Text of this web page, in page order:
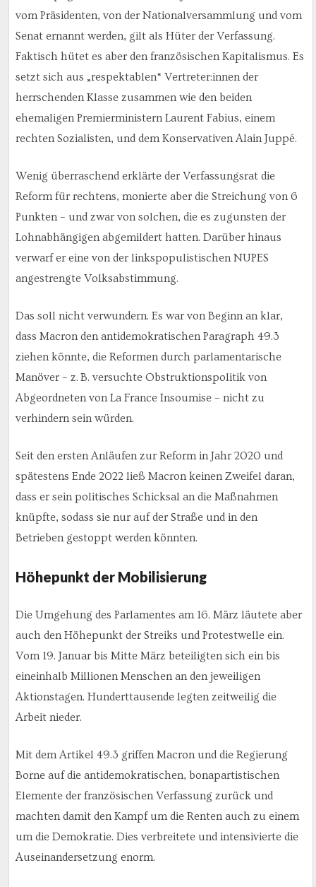
vom Präsidenten, von der Nationalversammlung und vom
Senat ernannt werden, gilt als Hüter der Verfassung.
Faktisch hütet es aber den französischen Kapitalismus. Es
setzt sich aus „respektablen“ Vertreter:innen der
herrschenden Klasse zusammen wie den beiden
ehemaligen Premierministern Laurent Fabius, einem
rechten Sozialisten, und dem Konservativen Alain Juppé.
Wenig überraschend erklärte der Verfassungsrat die
Reform für rechtens, monierte aber die Streichung von 6
Punkten – und zwar von solchen, die es zugunsten der
Lohnabhängigen abgemildert hatten. Darüber hinaus
verwarf er eine von der linkspopulistischen NUPES
angestrengte Volksabstimmung.
Das soll nicht verwundern. Es war von Beginn an klar,
dass Macron den antidemokratischen Paragraph 49.3
ziehen könnte, die Reformen durch parlamentarische
Manöver – z. B. versuchte Obstruktionspolitik von
Abgeordneten von La France Insoumise – nicht zu
verhindern sein würden.
Seit den ersten Anläufen zur Reform in Jahr 2020 und
spätestens Ende 2022 ließ Macron keinen Zweifel daran,
dass er sein politisches Schicksal an die Maßnahmen
knüpfte, sodass sie nur auf der Straße und in den
Betrieben gestoppt werden könnten.
Höhepunkt der Mobilisierung
Die Umgehung des Parlamentes am 16. März läutete aber
auch den Höhepunkt der Streiks und Protestwelle ein.
Vom 19. Januar bis Mitte März beteiligten sich ein bis
eineinhalb Millionen Menschen an den jeweiligen
Aktionstagen. Hunderttausende legten zeitweilig die
Arbeit nieder.
Mit dem Artikel 49.3 griffen Macron und die Regierung
Borne auf die antidemokratischen, bonapartistischen
Elemente der französischen Verfassung zurück und
machten damit den Kampf um die Renten auch zu einem
um die Demokratie. Dies verbreitete und intensivierte die
Auseinandersetzung enorm.